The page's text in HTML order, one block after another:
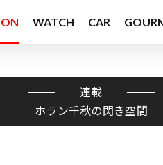
WATCH CAR
連載
ホラン千秋の閃き空間